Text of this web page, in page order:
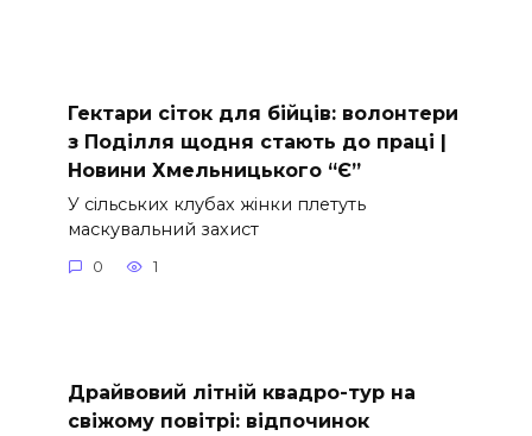
Гектари сіток для бійців: волонтери
з Поділля щодня стають до праці |
Новини Хмельницького “Є”
У сільських клубах жінки плетуть
маскувальний захист
0 1
Драйвовий літній квадро-тур на
свіжому повітрі: відпочинок